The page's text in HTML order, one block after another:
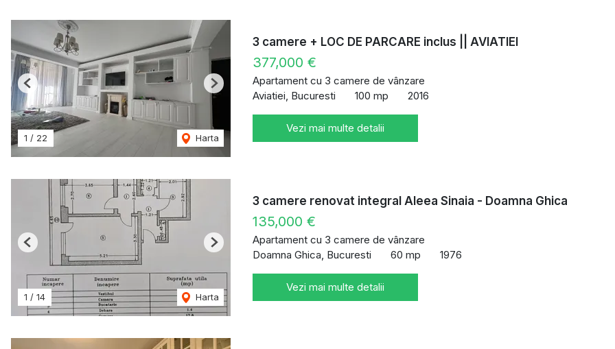
1 / 22 Harta
Previous Next
3 camere + LOC DE PARCARE inclus || AVIATIEI
377,000 €
Apartament cu 3 camere de vânzare
Aviatiei, Bucuresti
100 mp 2016
Vezi mai multe detalii
1 / 14 Harta
Previous Next
3 camere renovat integral Aleea Sinaia - Doamna Ghica
135,000 €
Apartament cu 3 camere de vânzare
Doamna Ghica, Bucuresti
60 mp 1976
Vezi mai multe detalii